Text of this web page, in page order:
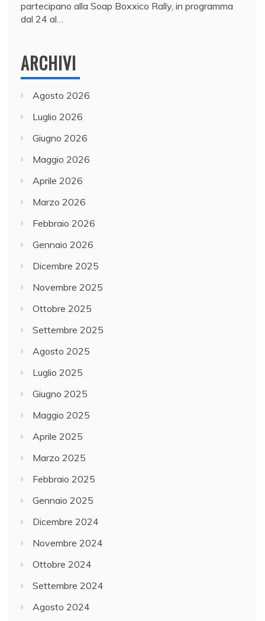
partecipano alla Soap Boxxico Rally, in programma
dal 24 al…
ARCHIVI
Agosto 2026
Luglio 2026
Giugno 2026
Maggio 2026
Aprile 2026
Marzo 2026
Febbraio 2026
Gennaio 2026
Dicembre 2025
Novembre 2025
Ottobre 2025
Settembre 2025
Agosto 2025
Luglio 2025
Giugno 2025
Maggio 2025
Aprile 2025
Marzo 2025
Febbraio 2025
Gennaio 2025
Dicembre 2024
Novembre 2024
Ottobre 2024
Settembre 2024
Agosto 2024